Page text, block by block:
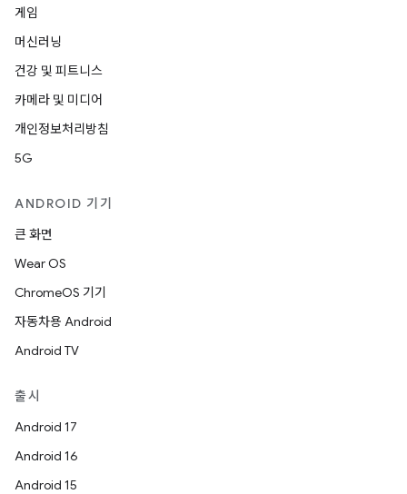
게임
머신러닝
건강 및 피트니스
카메라 및 미디어
개인정보처리방침
5G
ANDROID 기기
큰 화면
Wear OS
ChromeOS 기기
자동차용 Android
Android TV
출시
Android 17
Android 16
Android 15